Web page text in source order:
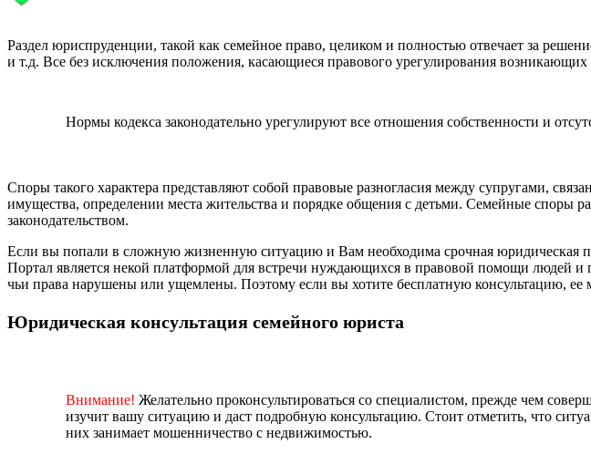
Раздел юриспруденции, такой как семейное право, целиком и полностью отвечает за
и т.д. Все без исключения положения, касающиеся правового урегулирования
Нормы кодекса законодательно урегулируют все отношения собственности и
Споры такого характера представляют собой правовые разногласия между супругами,
имущества, определении места жительства и порядке общения с детьми. Семейные
законодательством.
Если вы попали в сложную жизненную ситуацию и Вам необходима срочная юридическая
Портал является некой платформой для встречи нуждающихся в правовой помощи людей
чьи права нарушены или ущемлены. Поэтому если вы хотите бесплатную консультацию,
Юридическая консультация семейного юриста
Внимание! Желательно проконсультироваться со специалистом, прежде чем
изучит вашу ситуацию и даст подробную консультацию. Стоит отметить, что
них занимает мошенничество с недвижимостью.